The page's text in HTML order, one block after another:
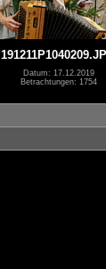
Datum: 17.12.2019
Betrachtungen: 1754